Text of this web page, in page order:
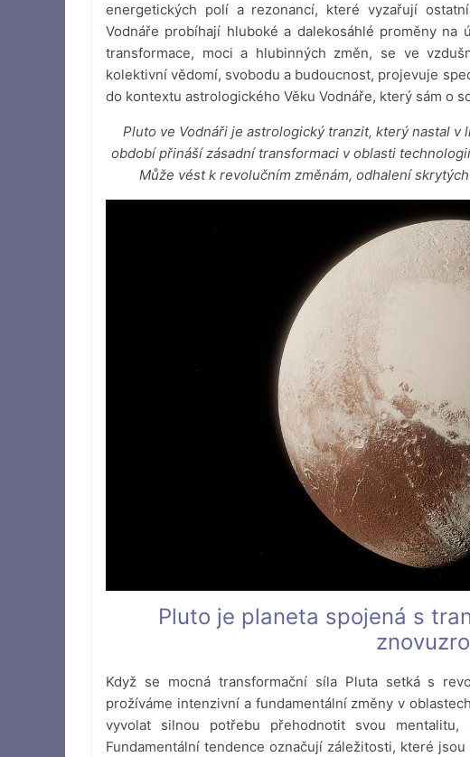
energetických polí a rezonancí, které vyzařují
Vodnáře probíhají hluboké a dalekosáhlé proměny
transformace, moci a hlubinných změn, se ve
kolektivní vědomí, svobodu a budoucnost, projevuje
do kontextu astrologického Věku Vodnáře, který sám o
Pluto ve Vodnáři je astrologický tranzit, který nastal
období přináší zásadní transformaci v oblasti
Může vést k revolučním změnám, odhalení
Pluto je planeta spojená s
Když se mocná transformační síla Pluta setká s
prožíváme intenzivní a fundamentální změny v
vyvolat silnou potřebu přehodnotit svou
Fundamentální tendence označují záležitosti, které